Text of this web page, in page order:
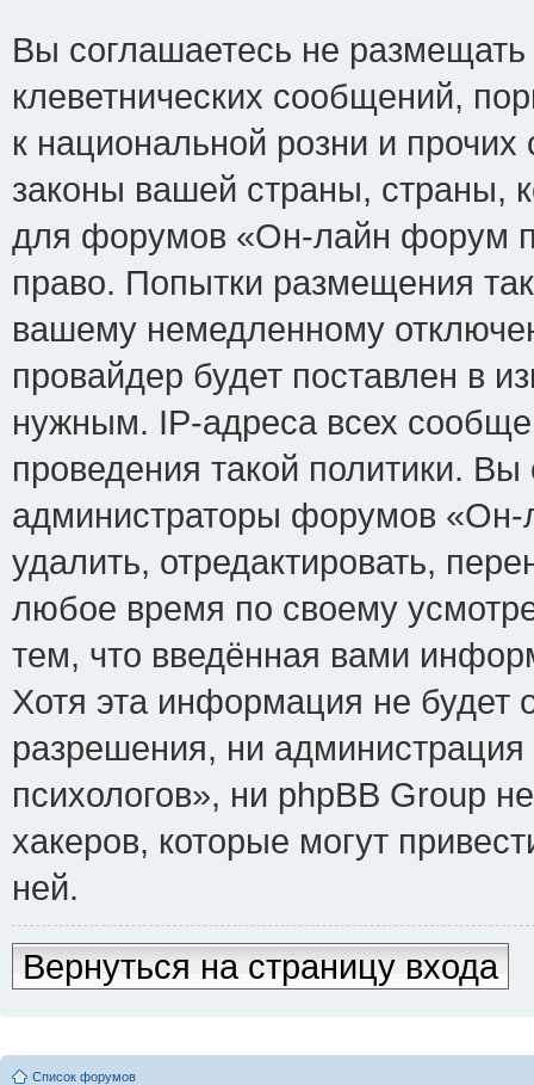
Вы соглашаетесь не
клеветнических сообщений,
к национальной розни и
законы вашей страны, страны,
для форумов «Он-лайн форум
право. Попытки размещения
вашему немедленному
провайдер будет поставлен в
нужным. IP-адреса всех
проведения такой политики.
администраторы форумов
удалить, отредактировать,
любое время по своему
тем, что введённая вами
Хотя эта информация не будет
разрешения, ни
психологов», ни phpBB Group
хакеров, которые могут
ней.
Вернуться на страницу входа
Список форумов